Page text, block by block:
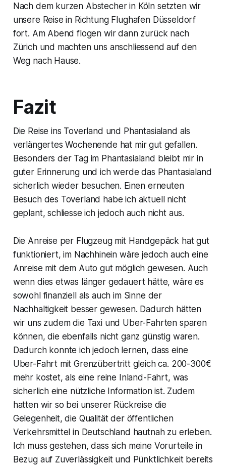
Nach dem kurzen Abstecher in Köln setzten wir
unsere Reise in Richtung Flughafen Düsseldorf
fort. Am Abend flogen wir dann zurück nach
Zürich und machten uns anschliessend auf den
Weg nach Hause.
Fazit
Die Reise ins Toverland und Phantasialand als
verlängertes Wochenende hat mir gut gefallen.
Besonders der Tag im Phantasialand bleibt mir in
guter Erinnerung und ich werde das Phantasialand
sicherlich wieder besuchen. Einen erneuten
Besuch des Toverland habe ich aktuell nicht
geplant, schliesse ich jedoch auch nicht aus.
Die Anreise per Flugzeug mit Handgepäck hat gut
funktioniert, im Nachhinein wäre jedoch auch eine
Anreise mit dem Auto gut möglich gewesen. Auch
wenn dies etwas länger gedauert hätte, wäre es
sowohl finanziell als auch im Sinne der
Nachhaltigkeit besser gewesen. Dadurch hätten
wir uns zudem die Taxi und Uber-Fahrten sparen
können, die ebenfalls nicht ganz günstig waren.
Dadurch konnte ich jedoch lernen, dass eine
Uber-Fahrt mit Grenzübertritt gleich ca. 200-300€
mehr kostet, als eine reine Inland-Fahrt, was
sicherlich eine nützliche Information ist. Zudem
hatten wir so bei unserer Rückreise die
Gelegenheit, die Qualität der öffentlichen
Verkehrsmittel in Deutschland hautnah zu erleben.
Ich muss gestehen, dass sich meine Vorurteile in
Bezug auf Zuverlässigkeit und Pünktlichkeit bereits